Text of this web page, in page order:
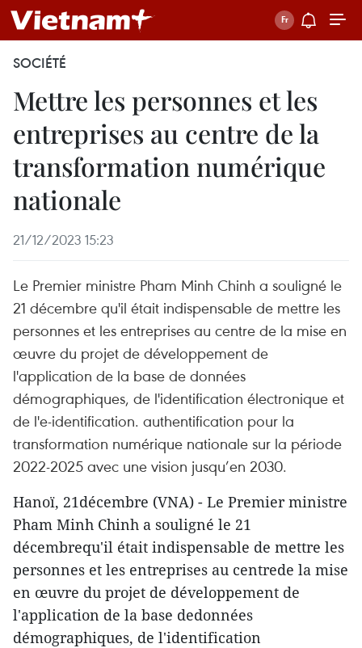
SOCIÉTÉ
Mettre les personnes et les
entreprises au centre de la
transformation numérique
nationale
21/12/2023 15:23
Le Premier ministre Pham Minh Chinh a souligné le
21 décembre qu'il était indispensable de mettre les
personnes et les entreprises au centre de la mise en
œuvre du projet de développement de
l'application de la base de données
démographiques, de l'identification électronique et
de l'e-identification. authentification pour la
transformation numérique nationale sur la période
2022-2025 avec une vision jusqu’en 2030.
Hanoï, 21décembre (VNA) - Le Premier ministre
Pham Minh Chinh a souligné le 21
décembrequ'il était indispensable de mettre les
personnes et les entreprises au centrede la mise
en œuvre du projet de développement de
l'application de la base dedonnées
démographiques, de l'identification